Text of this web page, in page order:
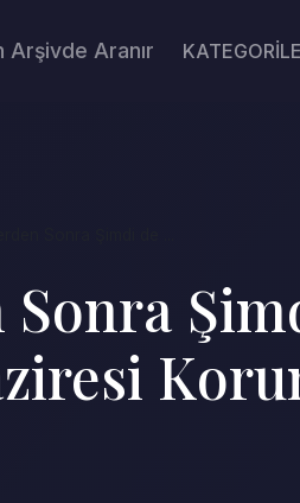
Arşivde Aranır